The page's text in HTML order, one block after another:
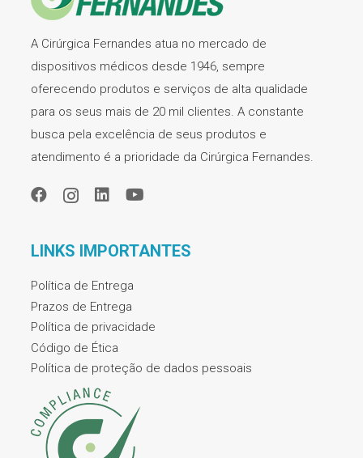
A Cirúrgica Fernandes atua no mercado de
dispositivos médicos desde 1946, sempre
oferecendo produtos e serviços de alta qualidade
para os seus mais de 20 mil clientes. A constante
busca pela excelência de seus produtos e
atendimento é a prioridade da Cirúrgica Fernandes.
LINKS IMPORTANTES
Política de Entrega
Prazos de Entrega
Política de privacidade
Código de Ética
Política de proteção de dados pessoais